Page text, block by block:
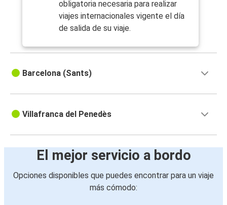
obligatoria necesaria para realizar
viajes internacionales vigente el día
de salida de su viaje.
Barcelona (Sants)
Villafranca del Penedès
El mejor servicio a bordo
Opciones disponibles que puedes encontrar para un viaje
más cómodo: